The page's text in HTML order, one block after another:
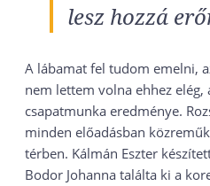
lesz hozzá
A lábamat fel tudom emelni,
nem lettem volna ehhez
csapatmunka eredménye.
minden előadásban
térben. Kálmán Eszter
Bodor Johanna találta ki a